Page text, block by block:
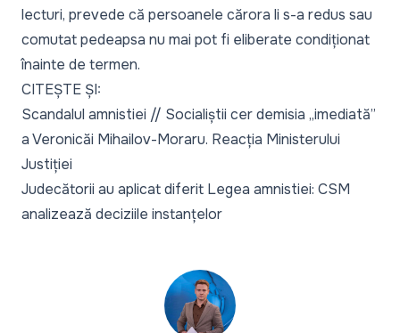
lecturi, prevede că persoanele cărora li s-a redus sau
comutat pedeapsa nu mai pot fi eliberate condiționat
înainte de termen.
CITEȘTE ȘI:
Scandalul amnistiei // Socialiștii cer demisia „imediată”
a Veronicăi Mihailov-Moraru. Reacția Ministerului
Justiției
Judecătorii au aplicat diferit Legea amnistiei: CSM
analizează deciziile instanțelor